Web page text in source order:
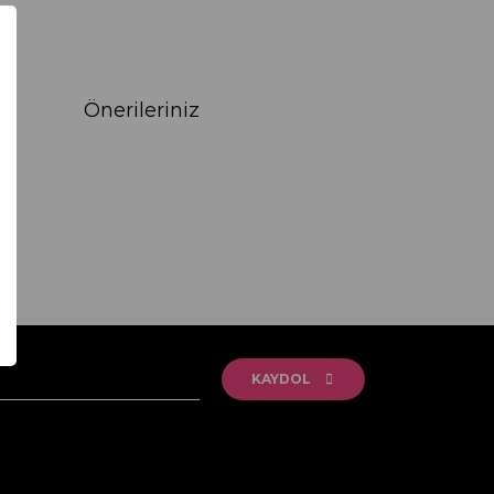
Önerileriniz
tarafımıza iletebilirsiniz.
KAYDOL